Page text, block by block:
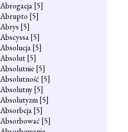
Abrogacja[5]
Abrupto [5]
Abrys [5]
Abscyssa[5]
Absolucja[5]
Absolut[5]
Absolutnie [5]
Absolutność [5]
Absolutny[5]
Absolutyzm[5]
Absorbcja[5]
Absorbować [5]